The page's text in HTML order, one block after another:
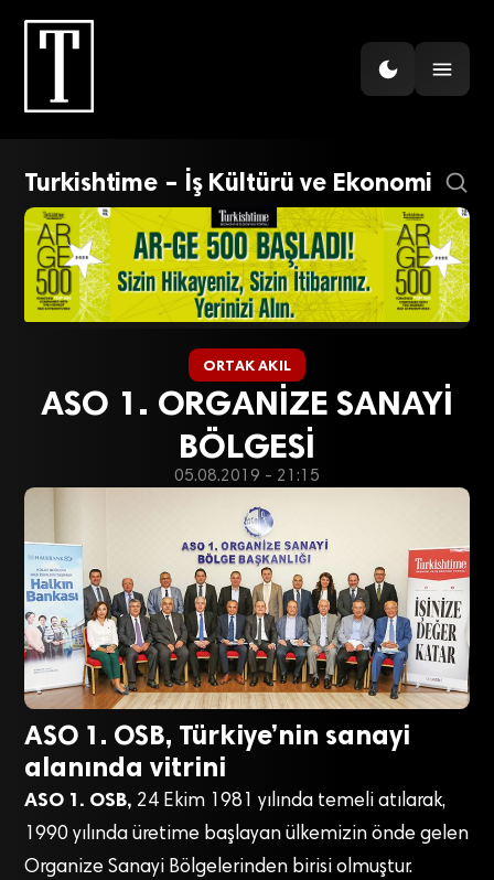
Turkishtime – İş Kültürü ve Ekonomi
ORTAK AKIL
ASO 1. ORGANİZE SANAYİ
BÖLGESİ
05.08.2019 - 21:15
ASO 1. OSB, Türkiye’nin sanayi
alanında vitrini
ASO 1. OSB, 24 Ekim 1981 yılında temeli atılarak,
1990 yılında üretime başlayan ülkemizin önde gelen
Organize Sanayi Bölgelerinden birisi olmuştur.